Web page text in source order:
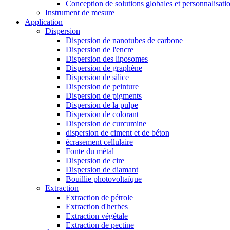
Conception de solutions globales et
Instrument de mesure
Application
Dispersion
Dispersion de nanotubes de carbone
Dispersion de l'encre
Dispersion des liposomes
Dispersion de graphène
Dispersion de silice
Dispersion de peinture
Dispersion de pigments
Dispersion de la pulpe
Dispersion de colorant
Dispersion de curcumine
dispersion de ciment et de béton
écrasement cellulaire
Fonte du métal
Dispersion de cire
Dispersion de diamant
Bouillie photovoltaïque
Extraction
Extraction de pétrole
Extraction d'herbes
Extraction végétale
Extraction de pectine